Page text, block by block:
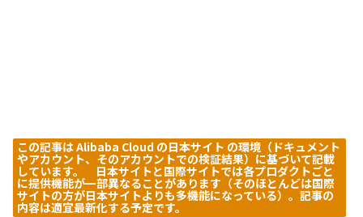
この記事は Alibaba Cloud の日本サイト の環境（ドキュメント
やアカウント、そのアカウントでの検証結果）に基づいて記載
しています。 日本サイトと国際サイトでは各プロダクトごと
に提供機能が一部異なることがあります（そのほとんどは国際
サイトの方が日本サイトよりも多機能になっている）。記事の
内容は適宜最新化する予定です。